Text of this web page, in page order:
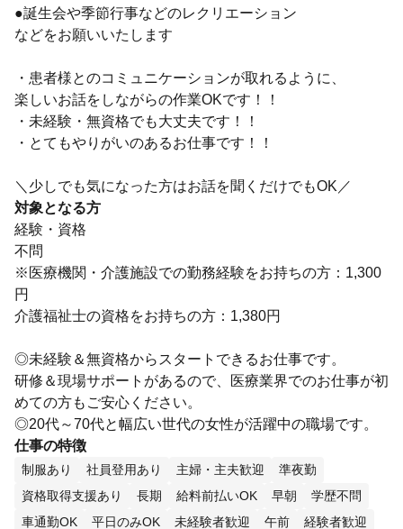
●誕生会や季節行事などのレクリエーション
などをお願いいたします
・患者様とのコミュニケーションが取れるように、
楽しいお話をしながらの作業OKです！！
・未経験・無資格でも大丈夫です！！
・とてもやりがいのあるお仕事です！！
＼少しでも気になった方はお話を聞くだけでもOK／
対象となる方
経験・資格
不問
※医療機関・介護施設での勤務経験をお持ちの方：1,300
円
介護福祉士の資格をお持ちの方：1,380円
◎未経験＆無資格からスタートできるお仕事です。
研修＆現場サポートがあるので、医療業界でのお仕事が初
めての方もご安心ください。
◎20代～70代と幅広い世代の女性が活躍中の職場です。
仕事の特徴
制服あり 社員登用あり 主婦・主夫歓迎
準夜勤
資格取得支援あり
長期 給料前払いOK 早朝
学歴不問
車通勤OK
平日のみOK 未経験者歓迎 午前 経験者歓迎